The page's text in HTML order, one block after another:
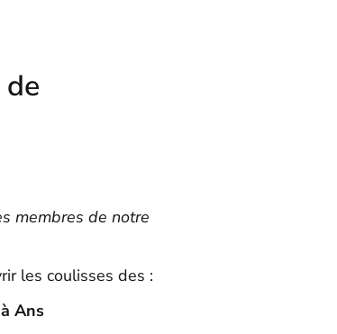
membres de notre
les coulisses des :
Ans